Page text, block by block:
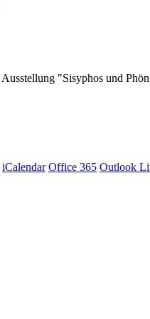
iCalendar Office 365 Outlook